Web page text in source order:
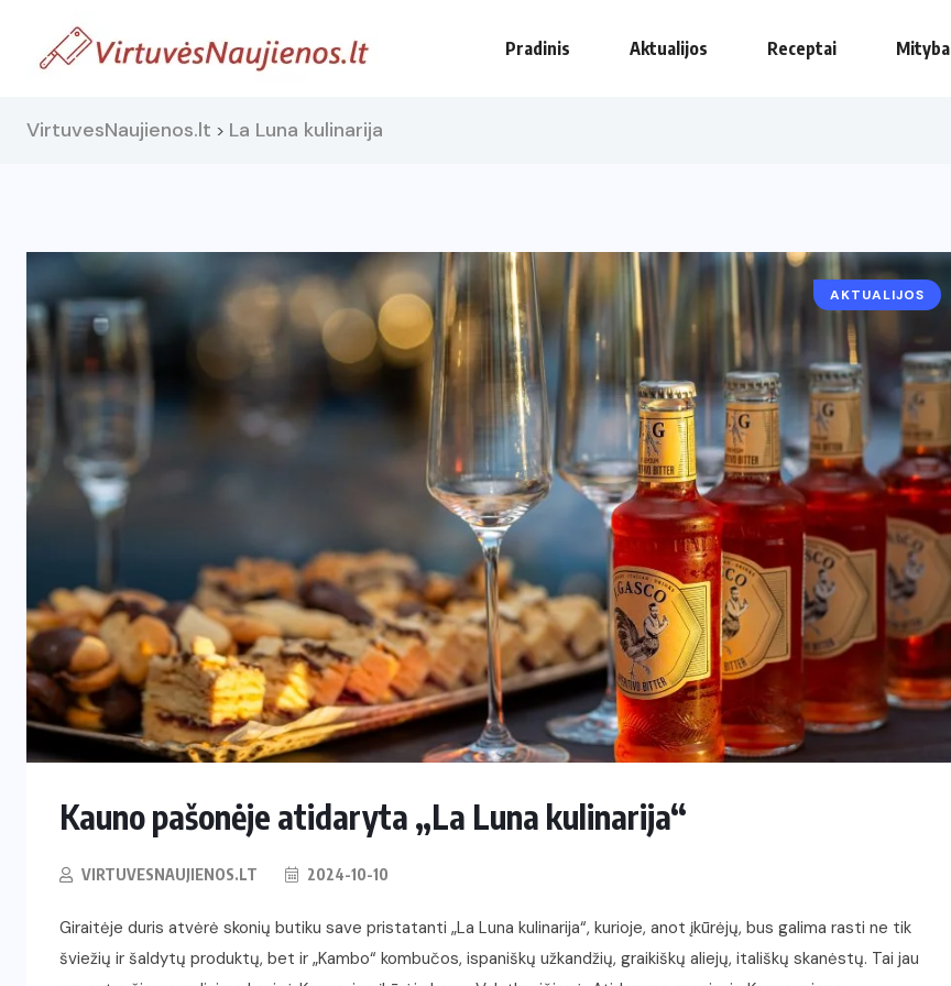
Pradinis Aktualijos Receptai Mityba
VirtuvesNaujienos.lt > La Luna kulinarija
AKTUALIJOS
Kauno pašonėje atidaryta „La Luna kulinarija“
VIRTUVESNAUJIENOS.LT 2024-10-10
Giraitėje duris atvėrė skonių butiku save pristatanti „La Luna kulinarija“, kurioje, anot įkūrėjų, bus galima rasti ne tik
šviežių ir šaldytų produktų, bet ir „Kambo“ kombučos, ispaniškų užkandžių, graikiškų aliejų, itališkų skanėstų. Tai jau
Iš Australijos sugrįžusi Ema
Palangoje tieks pirmą tokią
Lietuvoje kavą ir arbatą
2026-06-08